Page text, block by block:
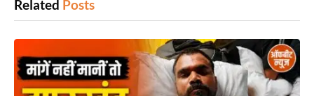
Related Posts